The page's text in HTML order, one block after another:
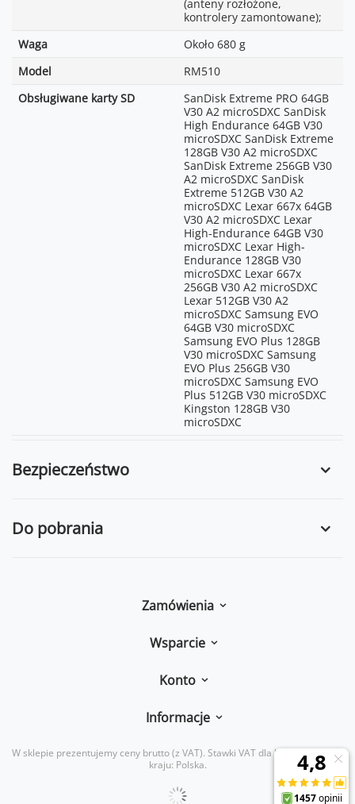
(anteny rozłożone,
kontrolery zamontowane);
Waga
Około 680 g
Model
RM510
Obsługiwane karty SD
SanDisk Extreme PRO 64GB
V30 A2 microSDXC SanDisk
High Endurance 64GB V30
microSDXC SanDisk Extreme
128GB V30 A2 microSDXC
SanDisk Extreme 256GB V30
A2 microSDXC SanDisk
Extreme 512GB V30 A2
microSDXC Lexar 667x 64GB
V30 A2 microSDXC Lexar
High-Endurance 64GB V30
microSDXC Lexar High-
Endurance 128GB V30
microSDXC Lexar 667x
256GB V30 A2 microSDXC
Lexar 512GB V30 A2
microSDXC Samsung EVO
64GB V30 microSDXC
Samsung EVO Plus 128GB
V30 microSDXC Samsung
EVO Plus 256GB V30
microSDXC Samsung EVO
Plus 512GB V30 microSDXC
Kingston 128GB V30
microSDXC
Bezpieczeństwo
Do pobrania
Zamówienia
Wsparcie
Konto
Informacje
W sklepie prezentujemy ceny brutto (z VAT). Stawki VAT dla konsumentów z
kraju: Polska.